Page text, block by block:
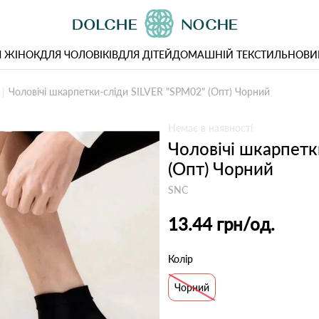
ЖІНОКДЛЯ ЧОЛОВІКІВДЛЯ ДІТЕЙДОМАШНІЙ ТЕКСТИЛЬ
Чоловічі шкарпетки-сліди SILVER "SPM02" (Опт) Чорний
Немає в наявності
Чоловічі
(Опт) Чорний
SNC
13.44 грн/од.
Колір
Чорний